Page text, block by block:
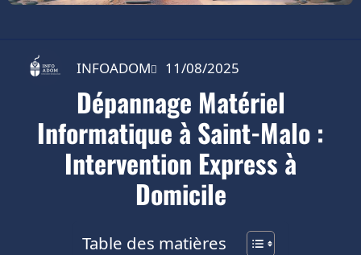
INFOADOM 11/08/2025
Dépannage Matériel
Informatique à Saint-Malo :
Intervention Express à
Domicile
Table des matières